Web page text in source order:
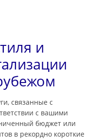
и
связанные с
с вашими
бюджет или
в рекордно короткие